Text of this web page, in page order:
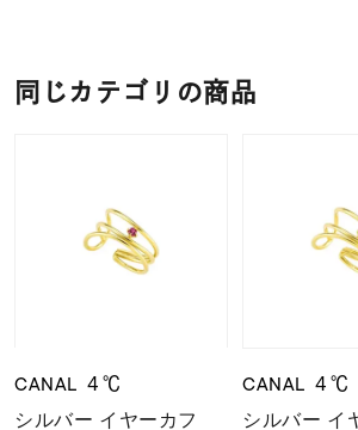
同じカテゴリの商品
CANAL ４℃
シルバー イヤーカフ
CANAL ４℃
シルバー イ